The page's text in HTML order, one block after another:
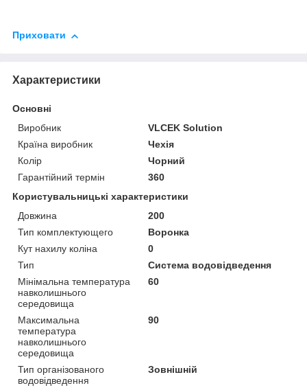
Приховати
Характеристики
Основні
Виробник
VLCEK Solution
Країна виробник
Чехія
Колір
Чорний
Гарантійний термін
360
Користувальницькі характеристики
Довжина
200
Тип комплектующего
Воронка
Кут нахилу коліна
0
Тип
Система водовідведення
Мінімальна температура
навколишнього
середовища
60
Максимальна
температура
навколишнього
середовища
90
Тип організованого
водовідведення
Зовнішній